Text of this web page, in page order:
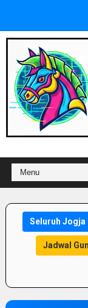
Seluruh Jogja
Jadwal